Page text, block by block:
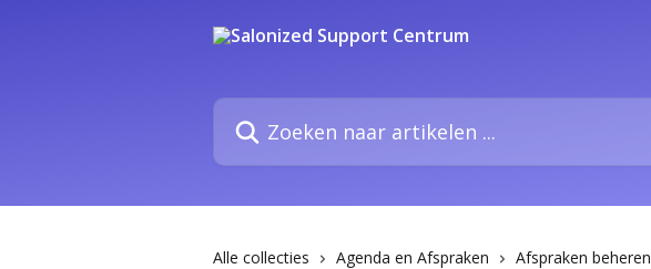
Zoeken naar artikelen ...
Alle collecties Agenda en Afspraken
Afspraken beheren